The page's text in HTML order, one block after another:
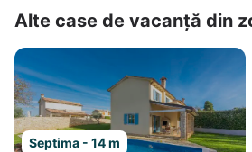
Alte case de vacanță din
Septima - 14 m